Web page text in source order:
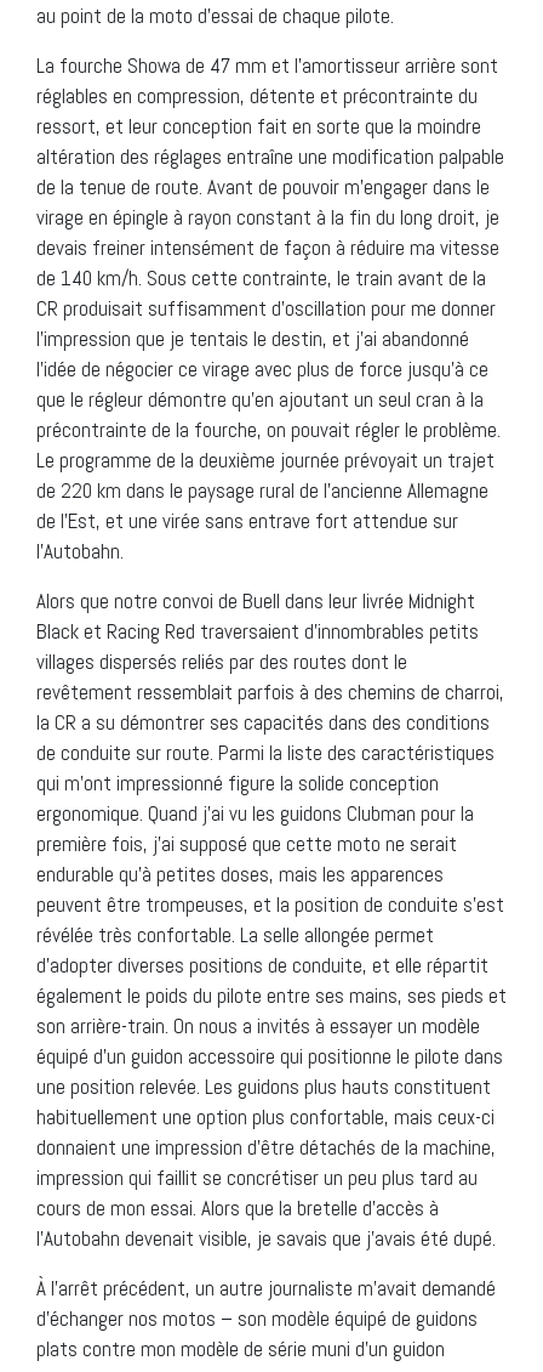
au point de la moto d’essai de chaque pilote.
La fourche Showa de 47 mm et l’amortisseur arrière sont
réglables en compression, détente et précontrainte du
ressort, et leur conception fait en sorte que la moindre
altération des réglages entraîne une modification palpable
de la tenue de route. Avant de pouvoir m’engager dans le
virage en épingle à rayon constant à la fin du long droit, je
devais freiner intensément de façon à réduire ma vitesse
de 140 km/h. Sous cette contrainte, le train avant de la
CR produisait suffisamment d’oscillation pour me donner
l’impression que je tentais le destin, et j’ai abandonné
l’idée de négocier ce virage avec plus de force jusqu’à ce
que le régleur démontre qu’en ajoutant un seul cran à la
précontrainte de la fourche, on pouvait régler le problème.
Le programme de la deuxième journée prévoyait un trajet
de 220 km dans le paysage rural de l’ancienne Allemagne
de l’Est, et une virée sans entrave fort attendue sur
l’Autobahn.
Alors que notre convoi de Buell dans leur livrée Midnight
Black et Racing Red traversaient d’innombrables petits
villages dispersés reliés par des routes dont le
revêtement ressemblait parfois à des chemins de charroi,
la CR a su démontrer ses capacités dans des conditions
de conduite sur route. Parmi la liste des caractéristiques
qui m’ont impressionné figure la solide conception
ergonomique. Quand j’ai vu les guidons Clubman pour la
première fois, j’ai supposé que cette moto ne serait
endurable qu’à petites doses, mais les apparences
peuvent être trompeuses, et la position de conduite s’est
révélée très confortable. La selle allongée permet
d’adopter diverses positions de conduite, et elle répartit
également le poids du pilote entre ses mains, ses pieds et
son arrière-train. On nous a invités à essayer un modèle
équipé d’un guidon accessoire qui positionne le pilote dans
une position relevée. Les guidons plus hauts constituent
habituellement une option plus confortable, mais ceux-ci
donnaient une impression d’être détachés de la machine,
impression qui faillit se concrétiser un peu plus tard au
cours de mon essai. Alors que la bretelle d’accès à
l’Autobahn devenait visible, je savais que j’avais été dupé.
À l’arrêt précédent, un autre journaliste m’avait demandé
d’échanger nos motos – son modèle équipé de guidons
plats contre mon modèle de série muni d’un guidon